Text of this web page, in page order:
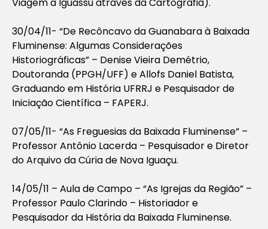
30/04/11- “De Recôncavo da Guanabara à Baixada
Fluminense: Algumas Considerações
Historiográficas” – Denise Vieira Demétrio,
Doutoranda (PPGH/UFF) e Allofs Daniel Batista,
Graduando em História UFRRJ e Pesquisador de
Iniciação Científica – FAPERJ.
07/05/11- “As Freguesias da Baixada Fluminense” –
Professor Antônio Lacerda – Pesquisador e Diretor
do Arquivo da Cúria de Nova Iguaçu.
14/05/11 – Aula de Campo – “As Igrejas da Região” –
Professor Paulo Clarindo – Historiador e
Pesquisador da História da Baixada Fluminense.